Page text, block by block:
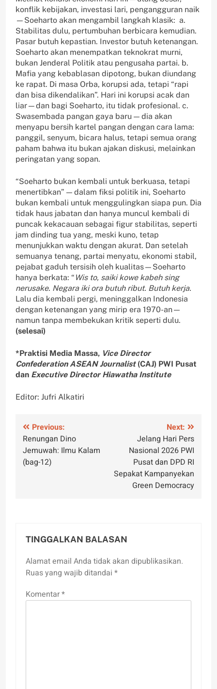
konflik kebijakan, investasi lari, pengangguran naik
—Soeharto akan mengambil langkah klasik: a.
Stabilitas dulu, pertumbuhan berbicara kemudian.
Pasar butuh kepastian. Investor butuh ketenangan.
Soeharto akan menempatkan teknokrat murni,
bukan Jenderal Politik atau pengusaha partai. b.
Mafia yang kebablasan dipotong, bukan diundang
ke rapat. Di masa Orba, korupsi ada, tetapi “rapi
dan bisa dikendalikan”. Hari ini korupsi acak dan
liar—dan bagi Soeharto, itu tidak profesional. c.
Swasembada pangan gaya baru — dia akan
menyapu bersih kartel pangan dengan cara lama:
panggil, senyum, bicara halus, tetapi semua orang
paham bahwa itu bukan ajakan diskusi, melainkan
peringatan yang sopan.
“Soeharto bukan kembali untuk berkuasa, tetapi
menertibkan” — dalam fiksi politik ini, Soeharto
bukan kembali untuk menggulingkan siapa pun. Dia
tidak haus jabatan dan hanya muncul kembali di
puncak kekacauan sebagai figur stabilitas, seperti
jam dinding tua yang, meski kuno, tetap
menunjukkan waktu dengan akurat. Dan setelah
semuanya tenang, partai menyatu, ekonomi stabil,
pejabat gaduh tersisih oleh kualitas—Soeharto
hanya berkata: “ Wis to, saiki kowe kabeh sing
nerusake. Negara iki ora butuh ribut. Butuh kerja.
Lalu dia kembali pergi, meninggalkan Indonesia
dengan ketenangan yang mirip era 1970-an—
namun tanpa membekukan kritik seperti dulu.
(selesai)
*Praktisi Media Massa, Vice Director
Confederation ASEAN Journalist(CAJ) PWI Pusat
dan Executive Director Hiawatha Institute
Editor: Jufri Alkatiri
Navigasi
pos
Previous:
Renungan Dino
Jemuwah: Ilmu Kalam
(bag-12)
Next:
Jelang Hari Pers
Nasional 2026 PWI
Pusat dan DPD RI
Sepakat Kampanyekan
Green Democracy
TINGGALKAN BALASAN
Alamat email Anda tidak akan dipublikasikan.
Ruas yang wajib ditandai *
Komentar*